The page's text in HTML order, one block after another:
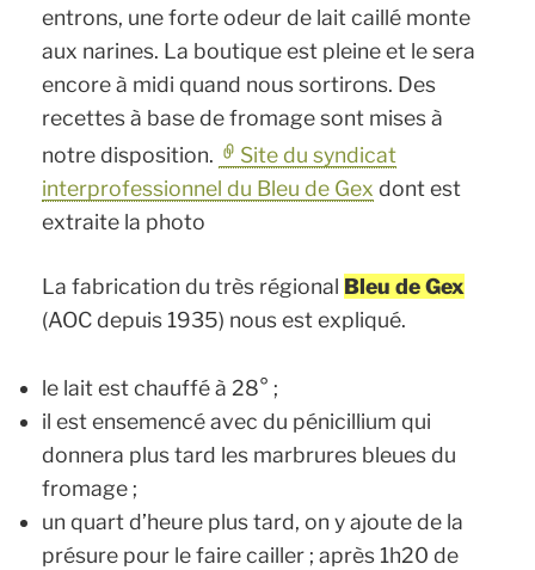
entrons, une forte odeur de lait caillé monte
aux narines. La boutique est pleine et le sera
encore à midi quand nous sortirons. Des
recettes à base de fromage sont mises à
notre disposition.
Site du syndicat
interprofessionnel du Bleu de Gex dont est
extraite la photo
La fabrication du très régional Bleu de Gex
(AOC depuis 1935) nous est expliqué.
le lait est chauffé à 28° ;
il est ensemencé avec du pénicillium qui
donnera plus tard les marbrures bleues du
fromage ;
un quart d’heure plus tard, on y ajoute de la
présure pour le faire cailler ; après 1h20 de